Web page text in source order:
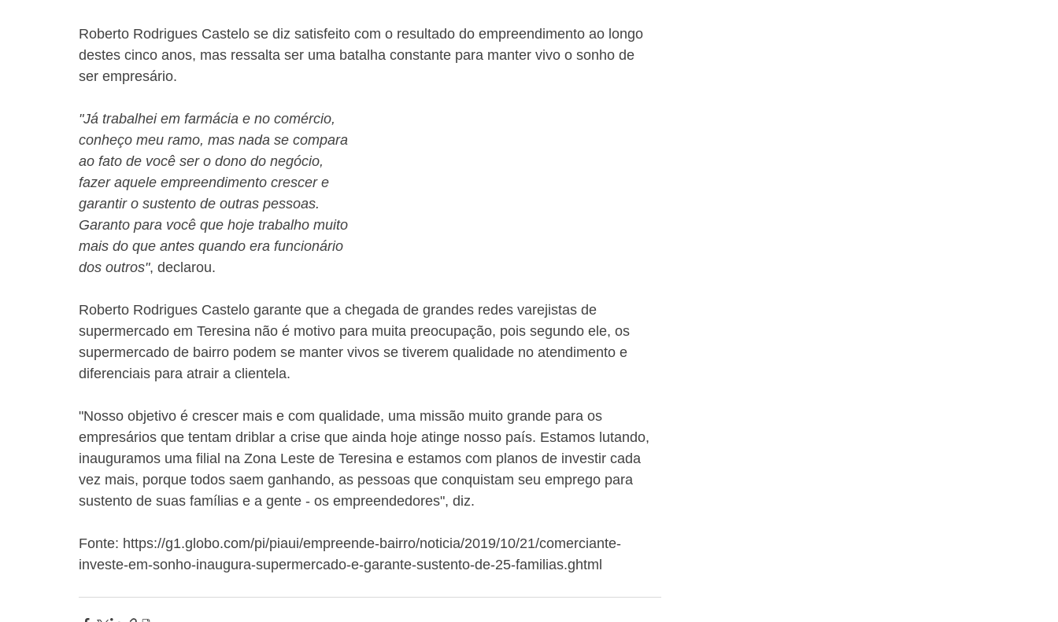
Roberto Rodrigues Castelo se diz satisfeito com o resultado do empreendimento ao longo
destes cinco anos, mas ressalta ser uma batalha constante para manter vivo o sonho de
ser empresário.
"Já trabalhei em farmácia e no comércio,
conheço meu ramo, mas nada se compara
ao fato de você ser o dono do negócio,
fazer aquele empreendimento crescer e
garantir o sustento de outras pessoas.
Garanto para você que hoje trabalho muito
mais do que antes quando era funcionário
dos outros", declarou.
Roberto Rodrigues Castelo garante que a chegada de grandes redes varejistas de
supermercado em Teresina não é motivo para muita preocupação, pois segundo ele, os
supermercado de bairro podem se manter vivos se tiverem qualidade no atendimento e
diferenciais para atrair a clientela.
"Nosso objetivo é crescer mais e com qualidade, uma missão muito grande para os
empresários que tentam driblar a crise que ainda hoje atinge nosso país. Estamos lutando,
inauguramos uma filial na Zona Leste de Teresina e estamos com planos de investir cada
vez mais, porque todos saem ganhando, as pessoas que conquistam seu emprego para
sustento de suas famílias e a gente - os empreendedores", diz.
Fonte: https://g1.globo.com/pi/piaui/empreende-bairro/noticia/2019/10/21/comerciante-
investe-em-sonho-inaugura-supermercado-e-garante-sustento-de-25-familias.ghtml